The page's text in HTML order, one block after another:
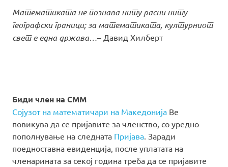
Математиката не познава ниту расни ниту
географски граници; за математиката, културниот
свет е една држава…– Давид Хилберт
Биди член на СММ
Сојузот на математичари на Македонија Ве
повикува да се пријавите за членство, со уредно
пополнување на следната Пријава. Заради
поедноставна евиденција, после уплатата на
членарината за секој година треба да се пријавите